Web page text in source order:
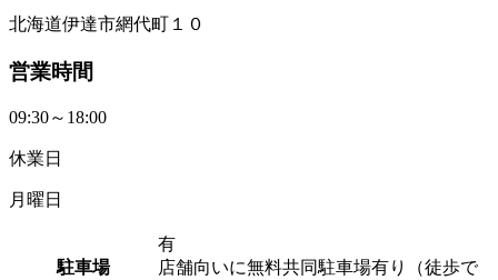
北海道伊達市網代町１０
営業時間
09:30～18:00
休業日
月曜日
駐車場
有
店舗向いに無料共同駐車場有り（徒歩で